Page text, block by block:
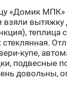
«Домик
взяли вы­тяж­ку
теп­ли­ца
стек­лян­ная.
​купе,
под­вес­ные
до­воль­ны,